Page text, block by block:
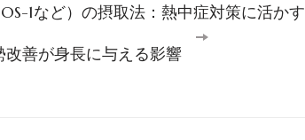
1など）の摂取法：熱中症対策に活かす
善が身長に与える影響